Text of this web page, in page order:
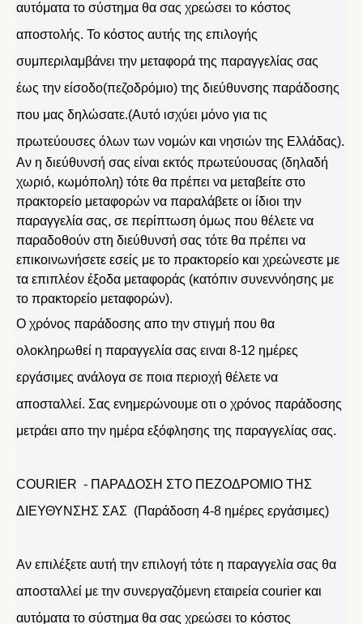
αυτόματα το σύστημα θα σας χρεώσει το κόστος
αποστολής. Το κόστος αυτής της επιλογής
συμπεριλαμβάνει την μεταφορά της παραγγελίας σας
έως την είσοδο(πεζοδρόμιο) της διεύθυνσης παράδοσης
που μας δηλώσατε.(Αυτό ισχύει μόνο για τις
πρωτεύουσες όλων των νομών και νησιών της Ελλάδας).
Αν η διεύθυνσή σας είναι εκτός πρωτεύουσας (δηλαδή
χωριό, κωμόπολη) τότε θα πρέπει να μεταβείτε στο
πρακτορείο μεταφορών να παραλάβετε οι ίδιοι την
παραγγελία σας, σε περίπτωση όμως που θέλετε να
παραδοθούν στη διεύθυνσή σας τότε θα πρέπει να
επικοινωνήσετε εσείς με το πρακτορείο και χρεώνεστε με
τα επιπλέον έξοδα μεταφοράς (κατόπιν συνεννόησης με
το πρακτορείο μεταφορών).
Ο χρόνος παράδοσης απο την στιγμή που θα
ολοκληρωθεί η παραγγελία σας ειναι 8-12 ημέρες
εργάσιμες ανάλογα σε ποια περιοχή θέλετε να
αποσταλλεί. Σας ενημερώνουμε οτι ο χρόνος παράδοσης
μετράει απο την ημέρα εξόφλησης της παραγγελίας σας.
COURIER - ΠΑΡΑΔΟΣΗ ΣΤΟ ΠΕΖΟΔΡΟΜΙΟ ΤΗΣ
ΔΙΕΥΘΥΝΣΗΣ ΣΑΣ (Παράδοση 4-8 ημέρες εργάσιμες)
Αν επιλέξετε αυτή την επιλογή τότε η παραγγελία σας θα
αποσταλλεί με την συνεργαζόμενη εταιρεία courier και
αυτόματα το σύστημα θα σας χρεώσει το κόστος